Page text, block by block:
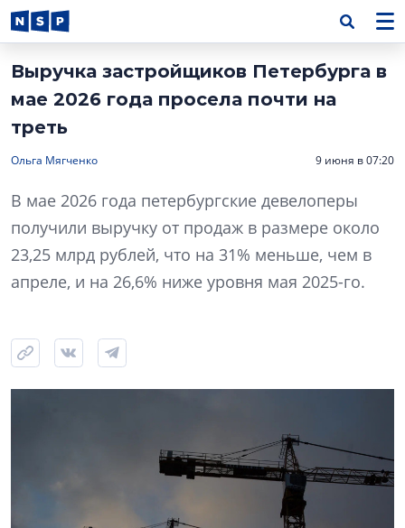
Выручка застройщиков Петербурга в
мае 2026 года просела почти на
треть
Ольга Мягченко 9 июня в 07:20
В мае 2026 года петербургские девелоперы
получили выручку от продаж в размере около
23,25 млрд рублей, что на 31% меньше, чем в
апреле, и на 26,6% ниже уровня мая 2025-го.